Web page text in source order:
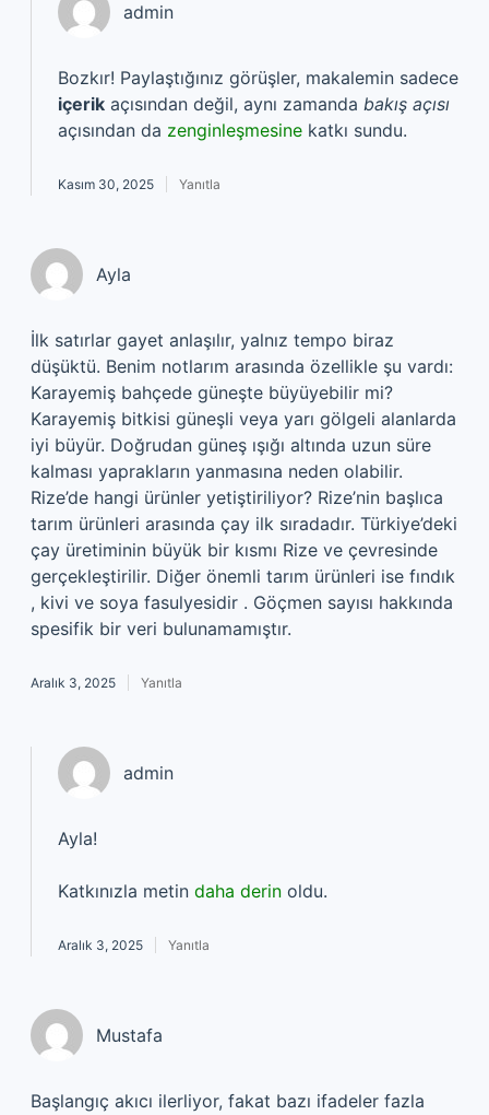
admin
Bozkır! Paylaştığınız görüşler, makalemin sadece
içerik açısından değil, aynı zamanda bakış açısı
açısından da zenginleşmesine katkı sundu.
Kasım 30, 2025 Yanıtla
Ayla
İlk satırlar gayet anlaşılır, yalnız tempo biraz
düşüktü. Benim notlarım arasında özellikle şu vardı:
Karayemiş bahçede güneşte büyüyebilir mi?
Karayemiş bitkisi güneşli veya yarı gölgeli alanlarda
iyi büyür. Doğrudan güneş ışığı altında uzun süre
kalması yaprakların yanmasına neden olabilir.
Rize’de hangi ürünler yetiştiriliyor? Rize’nin başlıca
tarım ürünleri arasında çay ilk sıradadır. Türkiye’deki
çay üretiminin büyük bir kısmı Rize ve çevresinde
gerçekleştirilir. Diğer önemli tarım ürünleri ise fındık
, kivi ve soya fasulyesidir . Göçmen sayısı hakkında
spesifik bir veri bulunamamıştır.
Aralık 3, 2025 Yanıtla
admin
Ayla!
Katkınızla metin daha derin oldu.
Aralık 3, 2025 Yanıtla
Mustafa
Başlangıç akıcı ilerliyor, fakat bazı ifadeler fazla